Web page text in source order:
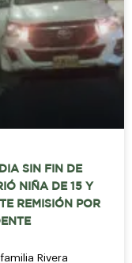
SIN FIN DE
NIÑA DE 15 Y
REMISIÓN POR
Rivera